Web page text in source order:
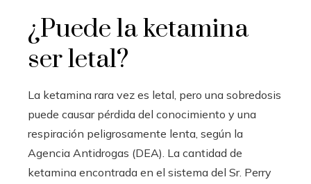
¿Puede la ketamina
ser letal?
La ketamina rara vez es letal, pero una sobredosis
puede causar pérdida del conocimiento y una
respiración peligrosamente lenta, según la
Agencia Antidrogas (DEA). La cantidad de
ketamina encontrada en el sistema del Sr. Perry